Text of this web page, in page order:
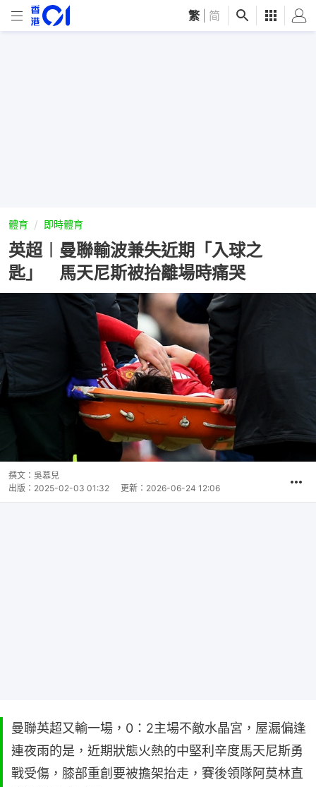
繁 简
體育 即時體育
英超︱曼聯輸波兼失近期「入球之
匙」 馬天尼斯被抬離場時痛哭
撰文： 吳慕兒
出版： 2025-02-03 01:32 更新： 2026-06-24 12:06
曼聯英超又輸一場，0：2主場不敵水晶宮，屋漏偏逢
連夜雨的是，近期狀態火熱的中堅利辛度馬天尼斯勇
戰受傷，膝部重創要被擔架抬走，賽後領隊阿莫林直